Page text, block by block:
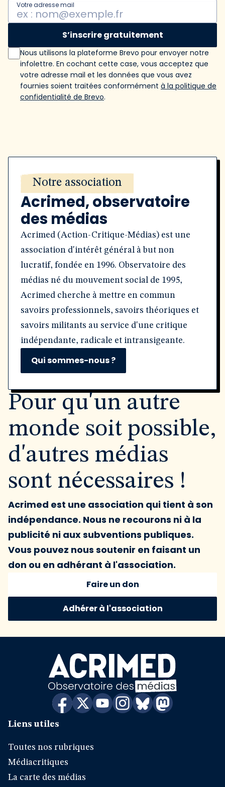
Votre adresse mail
S’inscrire gratuitement
Nous utilisons la plateforme Brevo pour envoyer notre
infolettre. En cochant cette case, vous acceptez que
votre adresse mail et les données que vous avez
fournies soient traitées conformément à la politique de
confidentialité de Brevo.
Notre association
Acrimed, observatoire
des médias
Acrimed (Action-Critique-Médias) est une
association d'intérêt général à but non
lucratif, fondée en 1996. Observatoire des
médias né du mouvement social de 1995,
Acrimed cherche à mettre en commun
savoirs professionnels, savoirs théoriques et
savoirs militants au service d'une critique
indépendante, radicale et intransigeante.
Qui sommes-nous ?
Pour qu'un autre
monde soit possible,
d'autres médias
sont nécessaires !
Acrimed est une association qui tient à son
indépendance. Nous ne recourons ni à la
publicité ni aux subventions publiques.
Vous pouvez nous soutenir en faisant un
don ou en adhérant à l'association.
Faire un don
Adhérer à l'association
Liens utiles
Toutes nos rubriques
Médiacritiques
La carte des médias